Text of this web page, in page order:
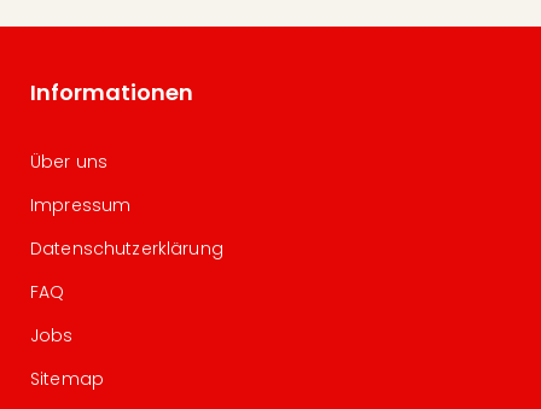
Informationen
Über uns
Impressum
Datenschutzerklärung
FAQ
Jobs
Sitemap